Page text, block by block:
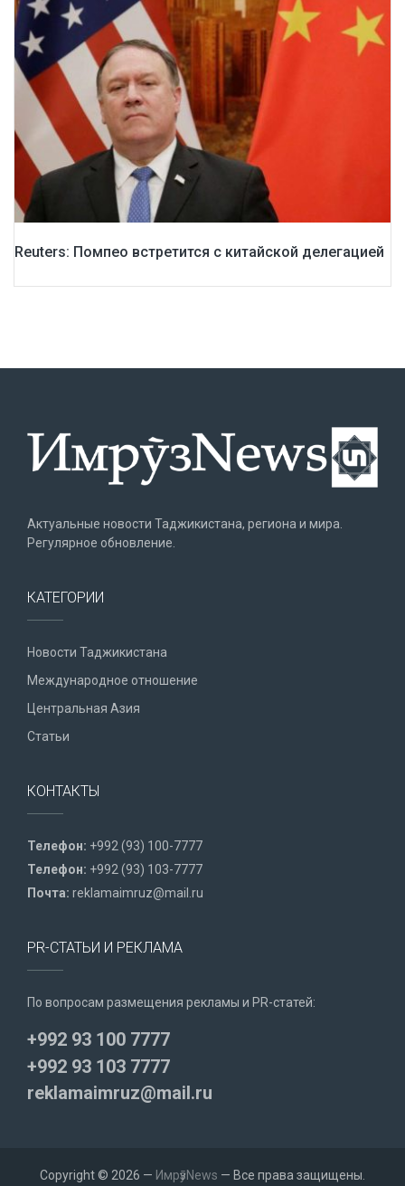
Reuters: Помпео встретится с китайской делегацией
Актуальные новости Таджикистана, региона и мира.
Регулярное обновление.
КАТЕГОРИИ
Новости Таджикистана
Международное отношение
Центральная Азия
Статьи
КОНТАКТЫ
Телефон: +992 (93) 100-7777
Телефон: +992 (93) 103-7777
Почта: reklamaimruz@mail.ru
PR-СТАТЬИ И РЕКЛАМА
По вопросам размещения рекламы и PR-статей:
+992 93 100 7777
+992 93 103 7777
reklamaimruz@mail.ru
Copyright © 2026 — ИмрӯзNews — Все права защищены.